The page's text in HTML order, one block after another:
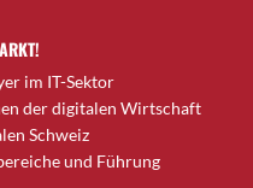
im IT-Sektor
der digitalen Wirtschaft
Schweiz
und Führung